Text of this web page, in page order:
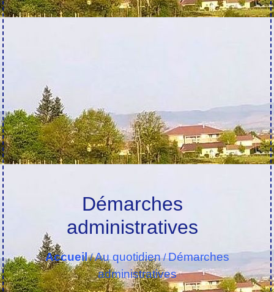
Démarches
administratives
Accueil/Au quotidien/Démarches
administratives